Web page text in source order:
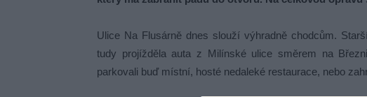
Ulice Na Flusárně dnes slouží výhradně chodcům.
tudy projížděla auta z Milínské ulice směrem na
parkovali buď místní, hosté nedaleké restaurace, nebo